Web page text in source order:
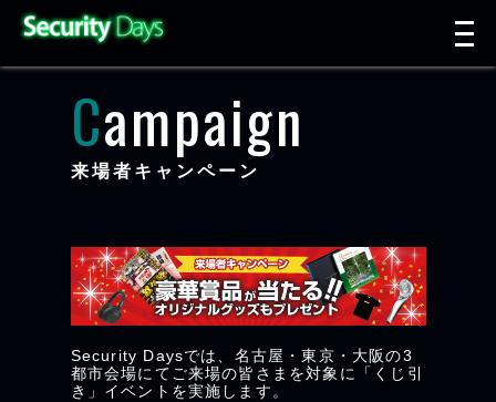
Campaign
来場者キャンペーン
Security Daysでは、名古屋・東京・大阪の3
都市会場にてご来場の皆さまを対象に「くじ引
き」イベントを実施します。